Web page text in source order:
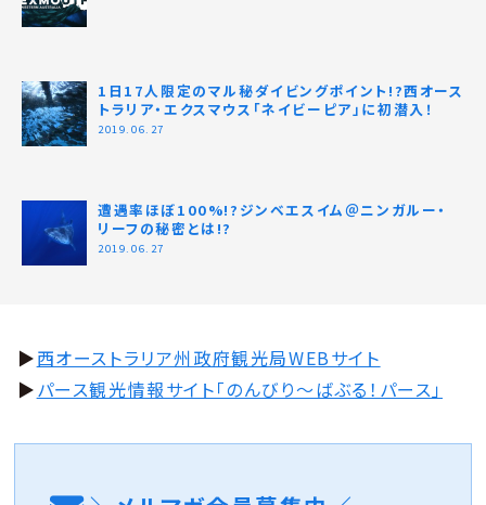
1日17人限定のマル秘ダイビングポイント!?西オース
トラリア・エクスマウス「ネイビーピア」に初潜入！
2019.06.27
遭遇率ほぼ100%!?ジンベエスイム＠ニンガルー・
リーフの秘密とは!?
2019.06.27
▶︎西オーストラリア州政府観光局WEBサイト
▶︎ パース観光情報サイト「のんびり〜ばぶる！パース」